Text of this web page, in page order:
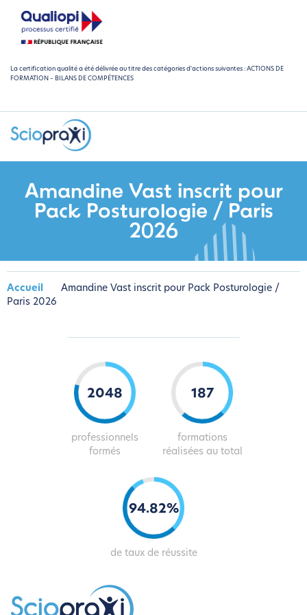
La certification qualité a été délivrée au titre des catégories d'actions suivantes : ACTIONS DE
FORMATION – BILANS DE COMPÉTENCES
Amandine Vast inscrit pour
Pack Posturologie / Paris
2026
Accueil
Amandine Vast inscrit pour Pack Posturologie /
Paris 2026
2067
professionnels
formés
189
formations
réalisées au total
95.83%
de taux de réussite